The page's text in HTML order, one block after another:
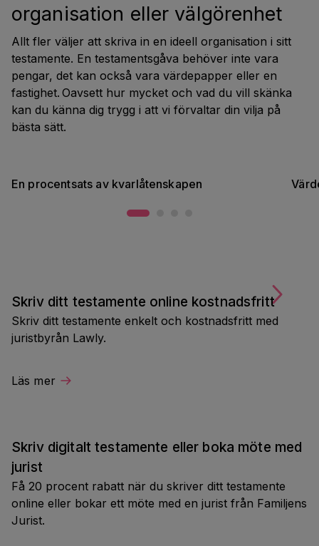
organisation eller välgörenhet
Allt fler väljer att skriva in en ideell organisation i sitt
testamente. En testamentsgåva behöver inte vara
pengar, det kan också vara värdepapper eller en
fastighet. Oavsett hur mycket och vad du vill skänka
kan du känna dig trygg i att vi förvaltar din vilja på
bästa sätt.
En procentsats av kvarlåtenskapen
Skriv ditt testamente online kostnadsfritt
Skriv ditt testamente enkelt och kostnadsfritt med
juristbyrån Lawly.
Läs mer
Skriv digitalt testamente eller boka möte med
jurist
Få 20 procent rabatt när du skriver ditt testamente
online eller bokar ett möte med en jurist från Familjens
Jurist.